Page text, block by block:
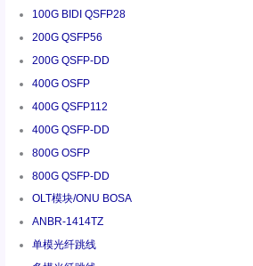
100G BIDI QSFP28
200G QSFP56
200G QSFP-DD
400G OSFP
400G QSFP112
400G QSFP-DD
800G OSFP
800G QSFP-DD
OLT模块/ONU BOSA
ANBR-1414TZ
单模光纤跳线